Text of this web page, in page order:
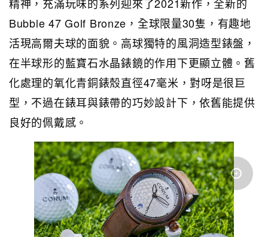
Bubble 47 Golf Bronze，全球限量30隻，有趣地
活現高爾夫球的面貌。高球獨特的風洞造型錶盤，
在半球形的藍寶石水晶錶鏡的作用下更顯立體。舊
化處理的氧化青銅錶殼直徑47毫米，對呀是很巨
型，不過在錶耳與錶帶的巧妙設計下，依舊能提供
良好的佩戴感。